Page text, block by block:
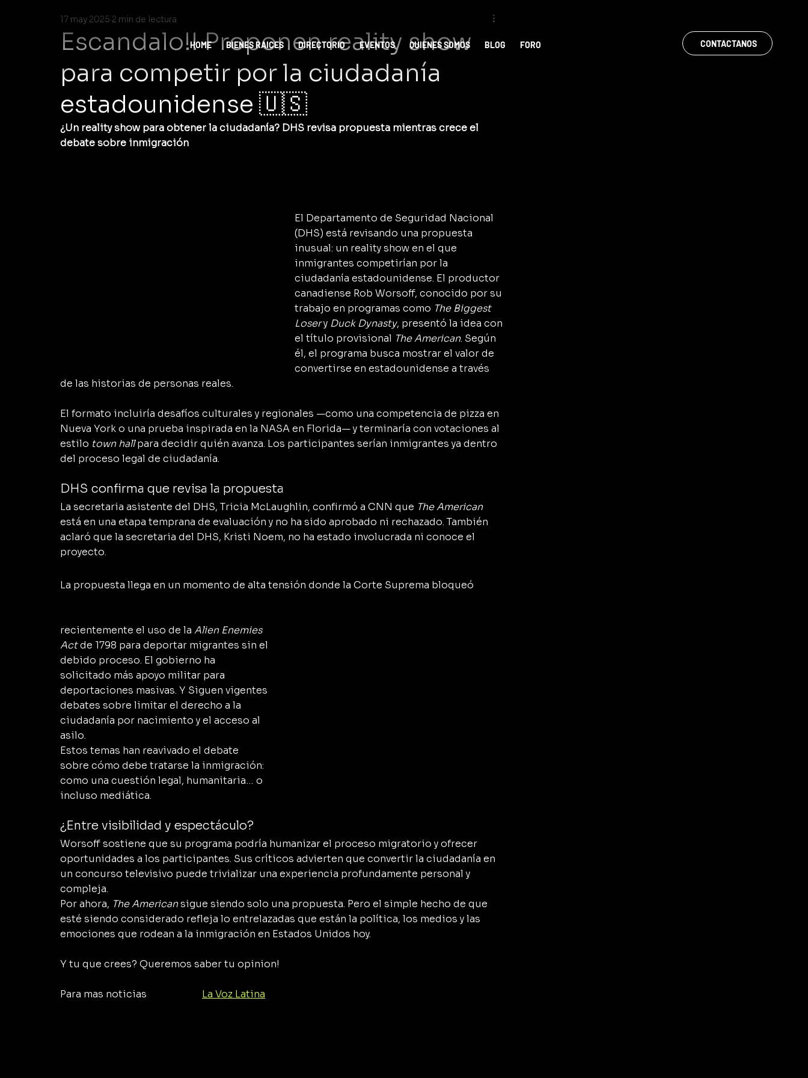
HOME BIENES RAICES DIRECTORIO EVENTOS QUIENES SOMOS BLOG FORO CONTACTANOS
Escandalo!! Proponen reality show
para competir por la ciudadanía
estadounidense 🇺🇸
17 may 2025 2 min de lectura
¿Un reality show para obtener la ciudadanía? DHS revisa propuesta mientras crece el
debate sobre inmigración
El Departamento de Seguridad Nacional
(DHS) está revisando una propuesta
inusual: un reality show en el que
inmigrantes competirían por la
ciudadanía estadounidense. El productor
canadiense Rob Worsoff, conocido por su
trabajo en programas como The Biggest
Loser y Duck Dynasty, presentó la idea con
el título provisional The American. Según
él, el programa busca mostrar el valor de
convertirse en estadounidense a través
de las historias de personas reales.
El formato incluiría desafíos culturales y regionales —como una competencia de pizza en
Nueva York o una prueba inspirada en la NASA en Florida— y terminaría con votaciones al
estilo town hall para decidir quién avanza. Los participantes serían inmigrantes ya dentro
del proceso legal de ciudadanía.
DHS confirma que revisa la propuesta
La secretaria asistente del DHS, Tricia McLaughlin, confirmó a CNN que The American
está en una etapa temprana de evaluación y no ha sido aprobado ni rechazado. También
aclaró que la secretaria del DHS, Kristi Noem, no ha estado involucrada ni conoce el
proyecto.
La propuesta llega en un momento de alta tensión donde la Corte Suprema bloqueó
recientemente el uso de la Alien Enemies
Act de 1798 para deportar migrantes sin el
debido proceso. El gobierno ha
solicitado más apoyo militar para
deportaciones masivas. Y Siguen vigentes
debates sobre limitar el derecho a la
ciudadanía por nacimiento y el acceso al
asilo.
Estos temas han reavivado el debate
sobre cómo debe tratarse la inmigración:
como una cuestión legal, humanitaria… o
incluso mediática.
¿Entre visibilidad y espectáculo?
Worsoff sostiene que su programa podría humanizar el proceso migratorio y ofrecer
oportunidades a los participantes. Sus críticos advierten que convertir la ciudadanía en
un concurso televisivo puede trivializar una experiencia profundamente personal y
compleja.
Por ahora, The American sigue siendo solo una propuesta. Pero el simple hecho de que
esté siendo considerado refleja lo entrelazadas que están la política, los medios y las
emociones que rodean a la inmigración en Estados Unidos hoy.
Y tu que crees? Queremos saber tu opinion!
Para mas noticias La Voz Latina